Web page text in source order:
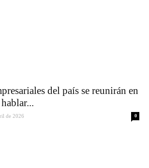
del país se reunirán en
de 2026 0